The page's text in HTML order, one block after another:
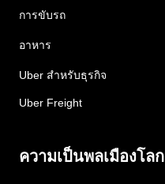
การขับรถ
อาหาร
Uber สำหรับธุรกิจ
Uber Freight
ความเป็นพลเมืองโลก